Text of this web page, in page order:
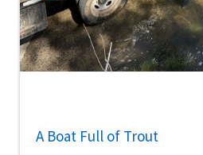
A Boat Full of Trout